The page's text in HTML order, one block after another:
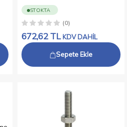
STOKTA
(0)
672,62TL KDV DAHİL
Sepete Ekle